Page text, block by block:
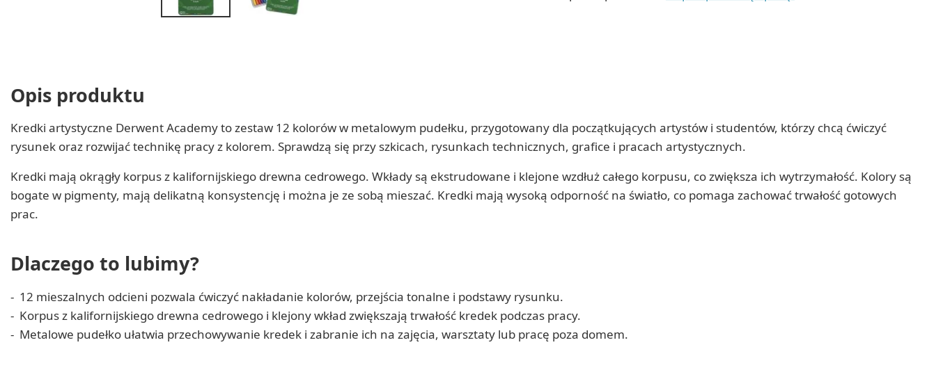
Opis produktu
Kredki artystyczne Derwent Academy to zestaw 12 kolorów w metalowym pudełku, przygotowany dla początkujących artystów i studentów, którzy chcą ćwiczyć
rysunek oraz rozwijać technikę pracy z kolorem. Sprawdzą się przy szkicach, rysunkach technicznych, grafice i pracach artystycznych.
Kredki mają okrągły korpus z kalifornijskiego drewna cedrowego. Wkłady są ekstrudowane i klejone wzdłuż całego korpusu, co zwiększa ich wytrzymałość. Kolory są
bogate w pigmenty, mają delikatną konsystencję i można je ze sobą mieszać. Kredki mają wysoką odporność na światło, co pomaga zachować trwałość gotowych
prac.
Dlaczego to lubimy?
12 mieszalnych odcieni pozwala ćwiczyć nakładanie kolorów, przejścia tonalne i podstawy rysunku.
Korpus z kalifornijskiego drewna cedrowego i klejony wkład zwiększają trwałość kredek podczas pracy.
Metalowe pudełko ułatwia przechowywanie kredek i zabranie ich na zajęcia, warsztaty lub pracę poza domem.